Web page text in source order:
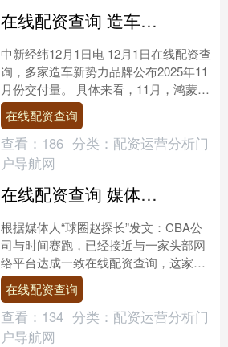
在线配资查询 造车新势力11月交付量普涨，鸿蒙智行、零跑等创新高
中新经纬12月1日电 12月1日在线配资查
询，多家造车新势力品牌公布2025年11
月份交付量。 具体来看，11月，鸿蒙智
行全系交付新车81864台，同比增长
89....
在线配资查询
查看： 186 分类： 配资运营分析门
户导航网
在线配资查询 媒体人：CBA新赛季新媒体版权接近与一家头部网络平台达成一致
根据媒体人“球圈赵探长”发文：CBA公
司与时间赛跑，已经接近与一家头部网
络平台达成一致在线配资查询，这家平
台有可能历史性首次直播CBA联赛赛
事。 具体原文如下：....
在线配资查询
查看： 134 分类： 配资运营分析门
户导航网